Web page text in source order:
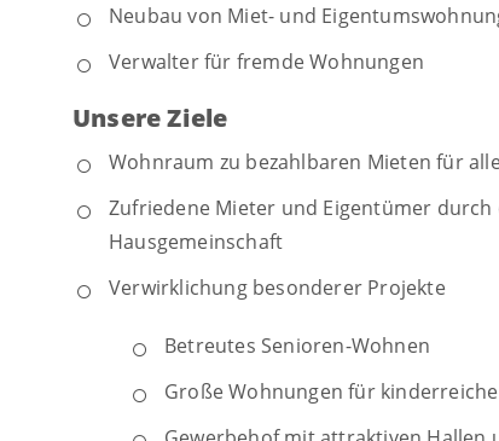
Neubau von Miet- und
Verwalter für fremde Wohnungen
Unsere Ziele
Wohnraum zu bezahlbaren Mieten für
Zufriedene Mieter und Eigentümer
Hausgemeinschaft
Verwirklichung besonderer Projekte
Betreutes Senioren-Wohnen
Große Wohnungen für